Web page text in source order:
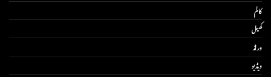
کالم
کھیل
ورلڈ
ویڈیو